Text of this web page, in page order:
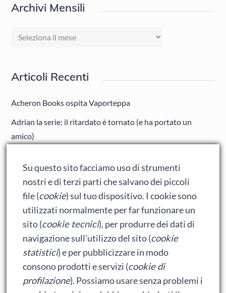
Archivi Mensili
Archivi
Articoli Recenti
Acheron Books ospita Vaporteppa
Adrian la serie: il ritardato è tornato (e ha portato un
amico)
Ralph spacca Internet: analisi del film
Bumblebee: un buon film dei Transformers
Meta
Accedi
Feed dei contenuti
Su questo sito facciamo uso di strumenti
nostri e di terzi parti che salvano dei piccoli
file (cookie) sul tuo dispositivo. I cookie sono
utilizzati normalmente per far funzionare un
sito (cookie tecnici), per produrre dei dati di
navigazione sull’utilizzo del sito (cookie
statistici) e per pubblicizzare in modo
consono prodotti e servizi (cookie di
profilazione). Possiamo usare senza problemi i